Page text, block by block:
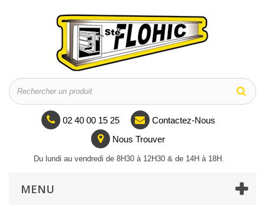
02 40 00 15 25
Contactez-Nous
Nous Trouver
Du lundi au vendredi de 8H30 à 12H30 & de 14H à 18H.
MENU